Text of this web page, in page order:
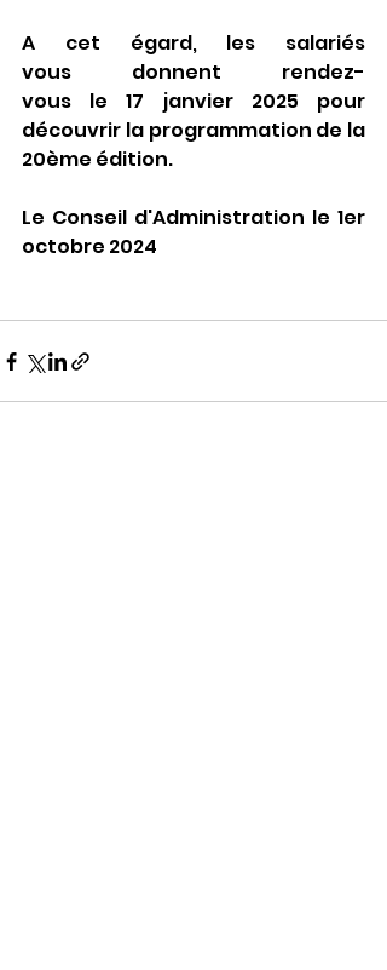
A cet égard, les salariés
vous donnent rendez-
vous le 17 janvier 2025 pour
découvrir la programmation de la
20ème édition.
Le Conseil d'Administration le 1er
octobre 2024